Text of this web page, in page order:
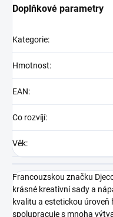
Doplňkové parametry
Kategorie:
Hmotnost:
EAN:
Co rozvíjí:
Věk:
Francouzskou značku
krásné kreativní sady a
kvalitu a estetickou úroveň
spolupracuje s mnoha